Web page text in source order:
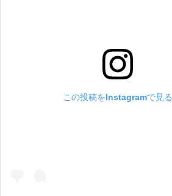
この投稿をInstagramで見る